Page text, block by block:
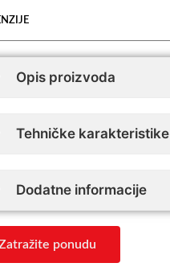
Opis proizvoda
Tehničke karakteristike
Dodatne informacije
ponudu